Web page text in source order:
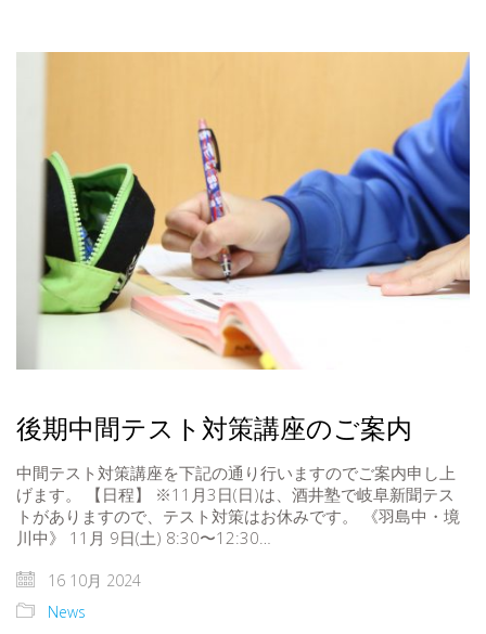
後期中間テスト対策講座のご案内
中間テスト対策講座を下記の通り行いますのでご案内申し上
げます。 【日程】 ※11月3日(日)は、酒井塾で岐阜新聞テス
トがありますので、テスト対策はお休みです。 《羽島中・境
川中》 11月 9日(土) 8:30〜12:30…
16 10月 2024
News